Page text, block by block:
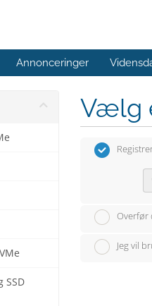
Annonceringer
SSD
Vælg
Overfør
Jeg vil